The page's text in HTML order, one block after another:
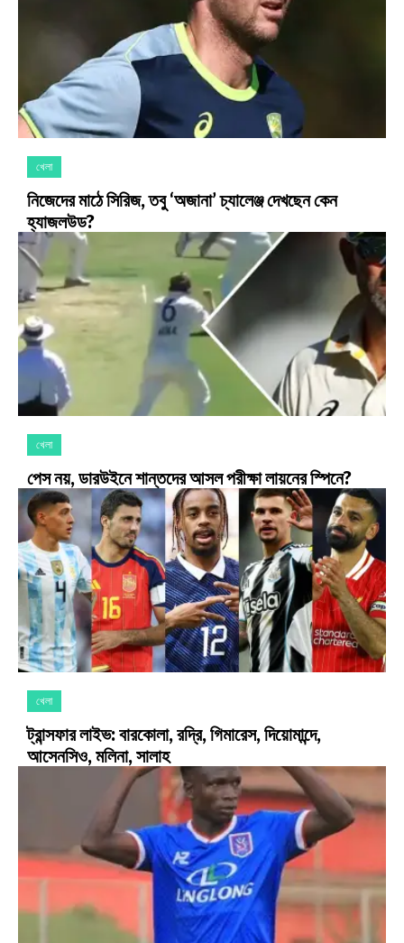
খেলা
নিজেদের মাঠে সিরিজ, তবু ‘অজানা’ চ্যালেঞ্জ দেখছেন কেন
হ্যাজলউড?
খেলা
পেস নয়, ডারউইনে শান্তদের আসল পরীক্ষা লায়নের স্পিনে?
খেলা
ট্রান্সফার লাইভ: বারকোলা, রদ্রি, গিমারেস, দিয়োমান্দে,
আসেনসিও, মলিনা, সালাহ